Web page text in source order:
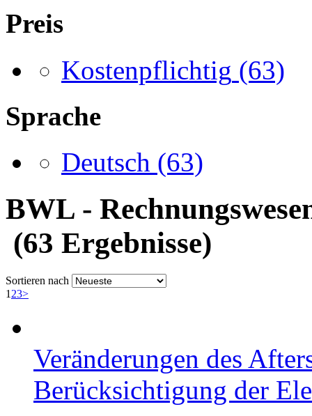
Preis
Kostenpflichtig (63)
Sprache
Deutsch (63)
BWL -
(63 Ergebnisse)
Sortieren nach
1 23>
Veränderungen des
Berücksichtigung der